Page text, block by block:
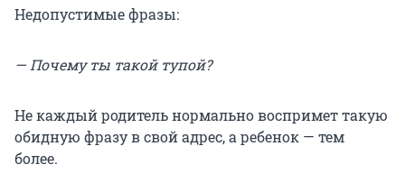
Недопустимые фразы:
— Почему ты такой тупой?
Не каждый родитель нормально воспримет такую
обидную фразу в свой адрес, а ребенок — тем
более.